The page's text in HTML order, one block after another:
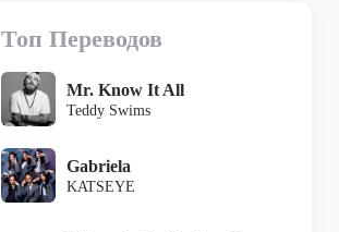
Топ Переводов
Mr. Know It All
Teddy Swims
Gabriela
KATSEYE